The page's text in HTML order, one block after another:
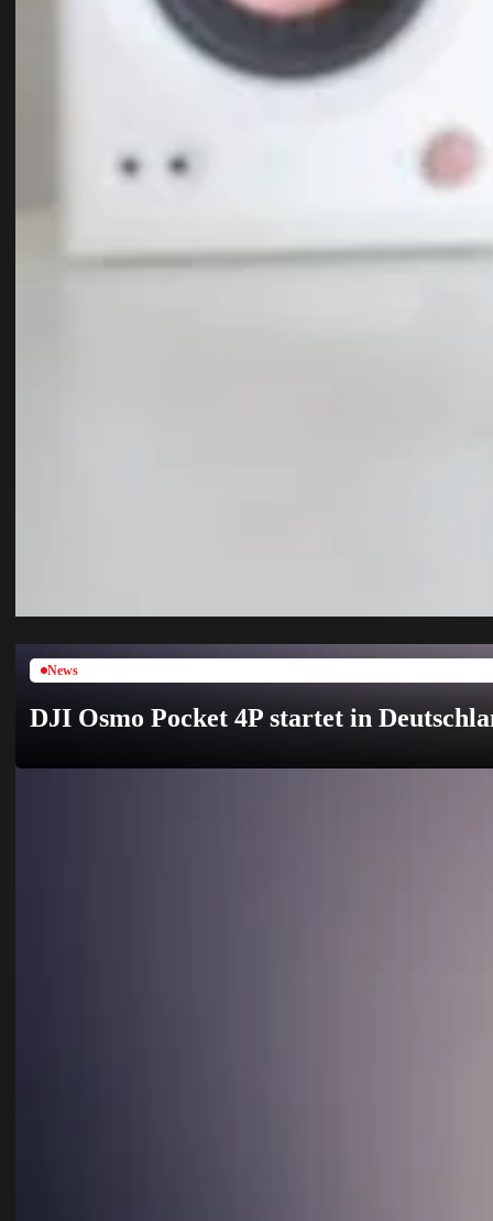
News
DJI Osmo Pocket 4P startet in